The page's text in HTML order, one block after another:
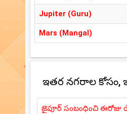
Jupiter (Guru)
Mars (Mangal)
ఇతర నగరాల కోసం,
జైపూర్ సంబంధించి